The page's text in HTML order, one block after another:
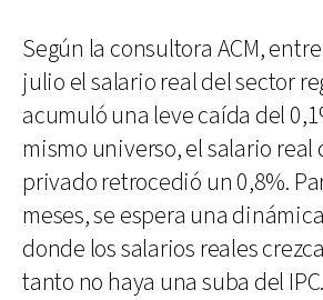
Según la consultora ACM,
julio el salario real del sector
acumuló una leve caída del
mismo universo, el salario real
privado retrocedió un 0,8%.
meses, se espera una
donde los salarios reales
tanto no haya una suba del IPC.